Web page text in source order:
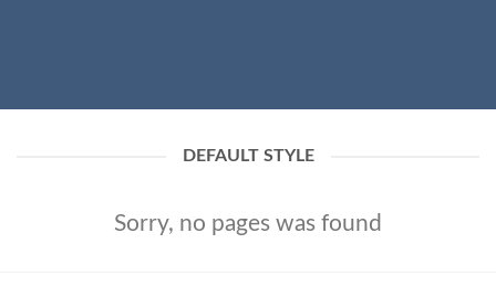
DEFAULT STYLE
Sorry, no pages was found